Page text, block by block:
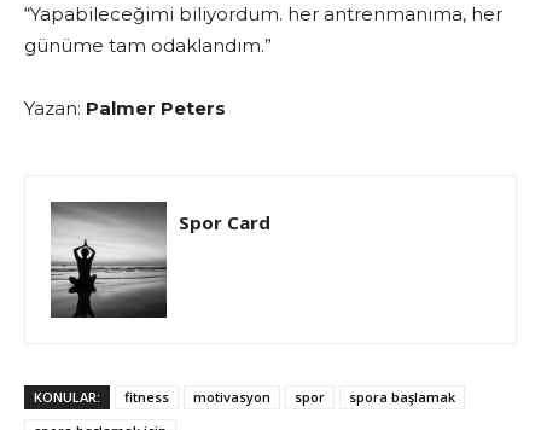
“Yapabileceğimi biliyordum. her antrenmanıma, her
günüme tam odaklandım.”
Yazan: Palmer Peters
Spor Card
KONULAR: fitness motivasyon spor
spora başlamak